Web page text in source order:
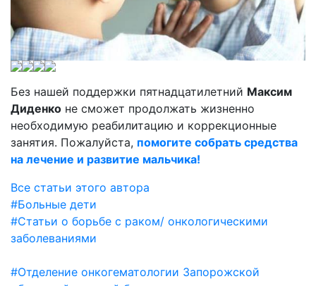
Без нашей поддержки пятнадцатилетний Максим
Диденко не сможет продолжать жизненно
необходимую реабилитацию и коррекционные
занятия. Пожалуйста, помогите собрать средства
на лечение и развитие мальчика!
Все статьи этого автора
#Больные дети
#Статьи о борьбе с раком/ онкологическими
заболеваниями
#Отделение онкогематологии Запорожской